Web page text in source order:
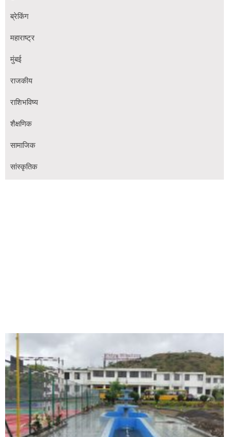
ब्रेकिंग
महाराष्ट्र
मुंबई
राजकीय
राशिभविष्य
शैक्षणिक
सामाजिक
सांस्कृतिक